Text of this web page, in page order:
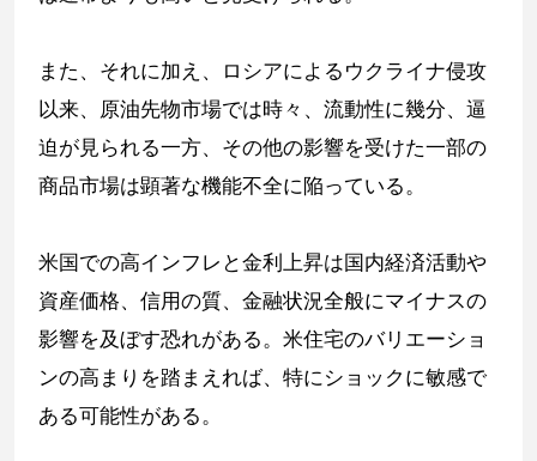
また、それに加え、ロシアによるウクライナ侵攻
以来、原油先物市場では時々、流動性に幾分、逼
迫が見られる一方、その他の影響を受けた一部の
商品市場は顕著な機能不全に陥っている。
米国での高インフレと金利上昇は国内経済活動や
資産価格、信用の質、金融状況全般にマイナスの
影響を及ぼす恐れがある。米住宅のバリエーショ
ンの高まりを踏まえれば、特にショックに敏感で
ある可能性がある。